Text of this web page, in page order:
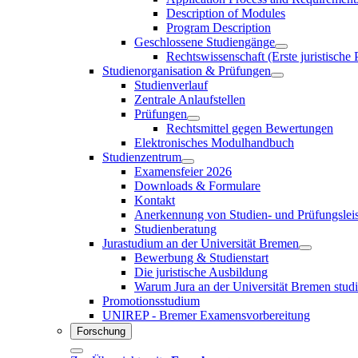
Description of Modules
Program Description
Geschlossene Studiengänge
Rechtswissenschaft (Erste juristische
Studienorganisation & Prüfungen
Studienverlauf
Zentrale Anlaufstellen
Prüfungen
Rechtsmittel gegen Bewertungen
Elektronisches Modulhandbuch
Studienzentrum
Examensfeier 2026
Downloads & Formulare
Kontakt
Anerkennung von Studien- und
Studienberatung
Jurastudium an der Universität Bremen
Bewerbung & Studienstart
Die juristische Ausbildung
Warum Jura an der Universität Bremen
Promotionsstudium
UNIREP - Bremer Examensvorbereitung
Forschung